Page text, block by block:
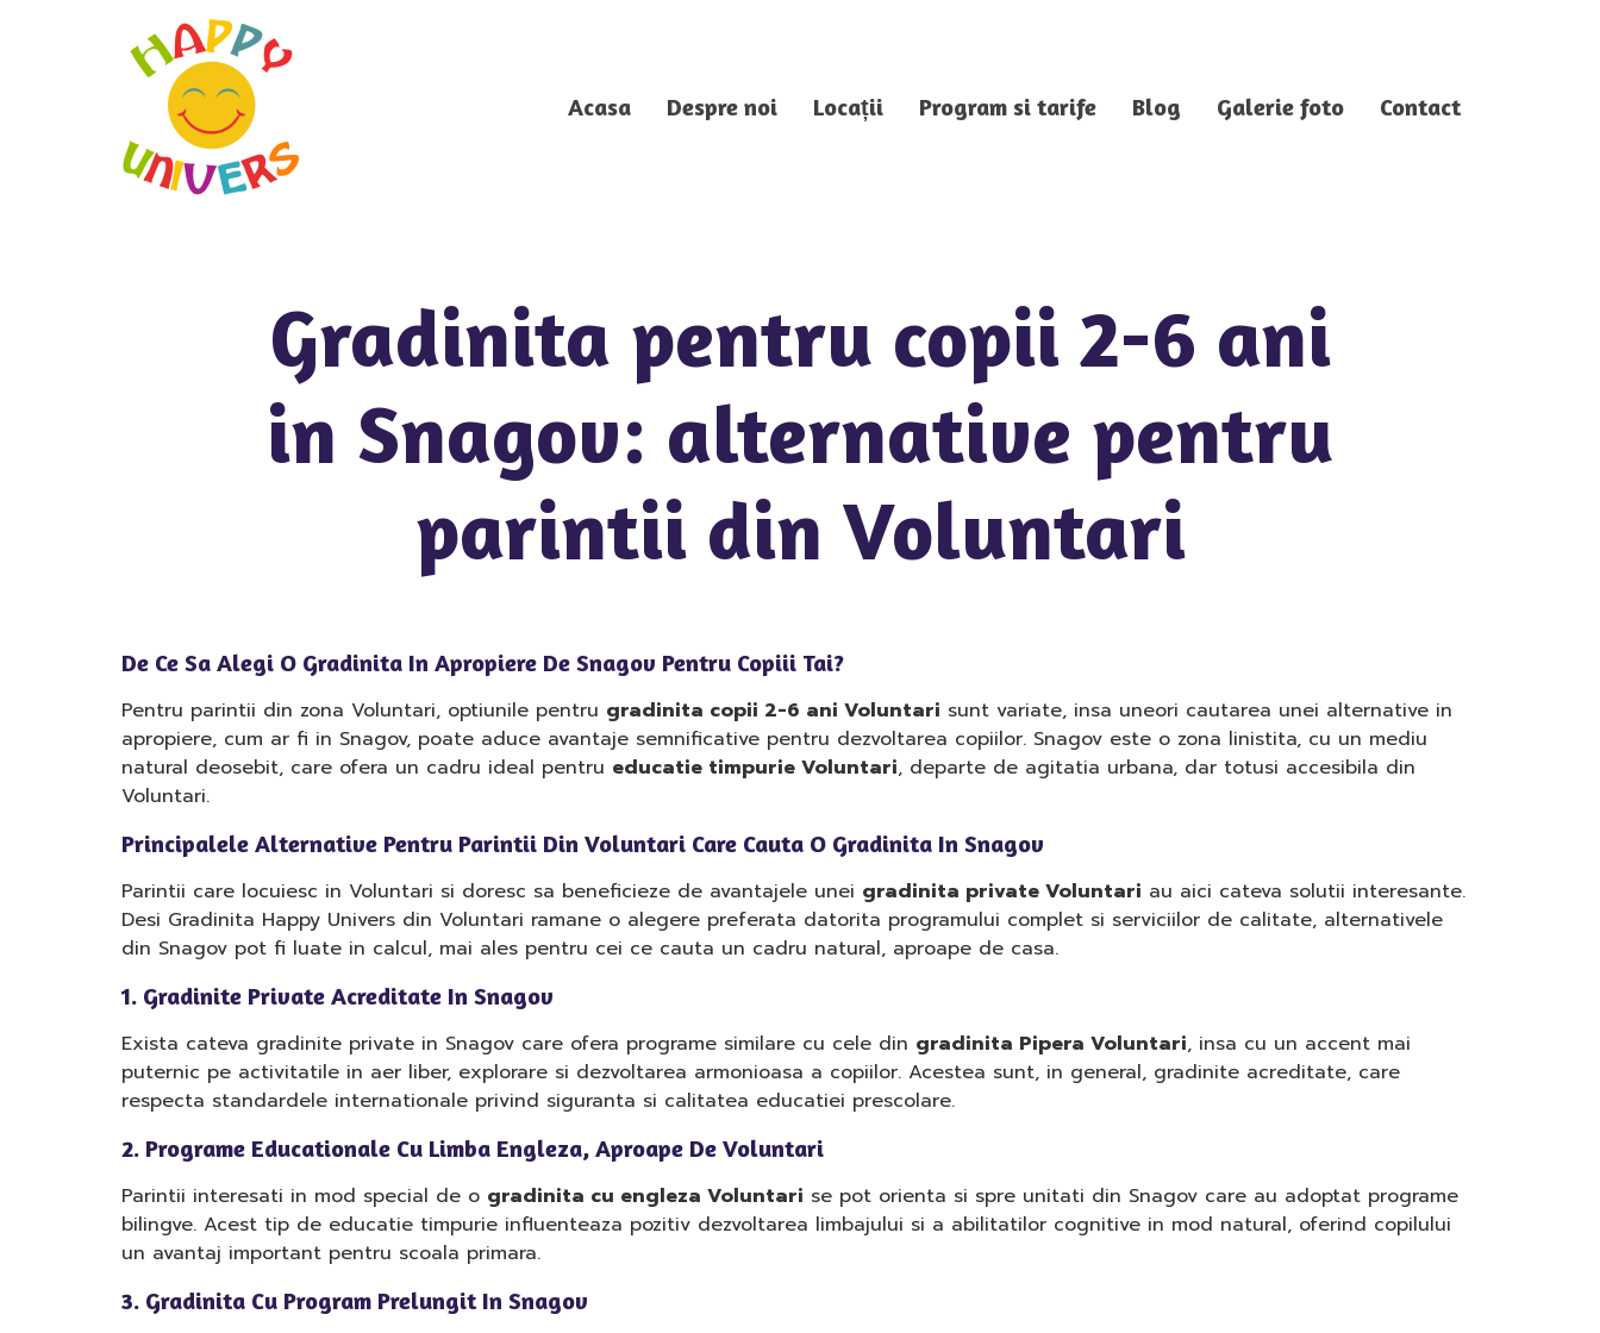
Acasa Despre noi Locații Program si tarife Blog Galerie foto Contact
Gradinita pentru copii 2-6 ani
in Snagov: alternative pentru
parintii din Voluntari
De Ce Sa Alegi O Gradinita In Apropiere De Snagov Pentru Copiii Tai?
Pentru parintii din zona Voluntari, optiunile pentru gradinita copii 2-6 ani Voluntari sunt variate, insa uneori cautarea unei alternative in
apropiere, cum ar fi in Snagov, poate aduce avantaje semnificative pentru dezvoltarea copiilor. Snagov este o zona linistita, cu un mediu
natural deosebit, care ofera un cadru ideal pentru educatie timpurie Voluntari, departe de agitatia urbana, dar totusi accesibila din
Voluntari.
Principalele Alternative Pentru Parintii Din Voluntari Care Cauta O Gradinita In Snagov
Parintii care locuiesc in Voluntari si doresc sa beneficieze de avantajele unei gradinita private Voluntari au aici cateva solutii interesante.
Desi Gradinita Happy Univers din Voluntari ramane o alegere preferata datorita programului complet si serviciilor de calitate, alternativele
din Snagov pot fi luate in calcul, mai ales pentru cei ce cauta un cadru natural, aproape de casa.
1. Gradinite Private Acreditate In Snagov
Exista cateva gradinite private in Snagov care ofera programe similare cu cele din gradinita Pipera Voluntari, insa cu un accent mai
puternic pe activitatile in aer liber, explorare si dezvoltarea armonioasa a copiilor. Acestea sunt, in general, gradinite acreditate, care
respecta standardele internationale privind siguranta si calitatea educatiei prescolare.
2. Programe Educationale Cu Limba Engleza, Aproape De Voluntari
Parintii interesati in mod special de o gradinita cu engleza Voluntari se pot orienta si spre unitati din Snagov care au adoptat programe
bilingve. Acest tip de educatie timpurie influenteaza pozitiv dezvoltarea limbajului si a abilitatilor cognitive in mod natural, oferind copilului
un avantaj important pentru scoala primara.
3. Gradinita Cu Program Prelungit In Snagov